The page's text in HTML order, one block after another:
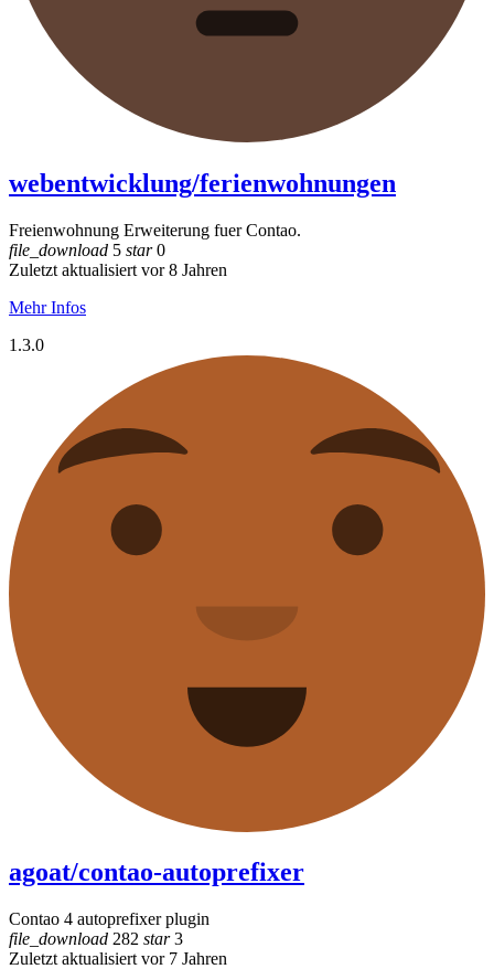
webentwicklung/ferienwohnungen
Freienwohnung Erweiterung fuer Contao.
file_download 5 star0
Zuletzt aktualisiert vor 8 Jahren
Mehr Infos
1.3.0
agoat/contao-autoprefixer
Contao 4 autoprefixer plugin
file_download 282 star3
Zuletzt aktualisiert vor 7 Jahren